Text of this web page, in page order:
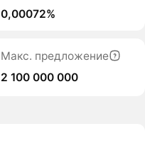
0,00072%
Макс. предложение
2 100 000 000